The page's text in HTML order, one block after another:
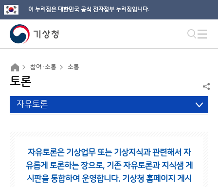
이 누리집은 대한민국 공식 전자정부 누리집입니다.
참여·소통 소통
토론
자유토론
자유토론은 기상업무 또는 기상지식과 관련해서 자
유롭게 토론하는 장으로, 기존 자유토론과 지식샘 게
시판을 통합하여 운영합니다. 기상청 홈페이지 게시